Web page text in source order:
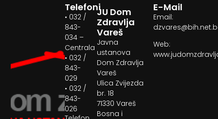
JU Dom
Zdravlja
Vareš
Javna
ustanova
Dom Zdravlja
Vareš
Ulica Zvijezda
br. 18
71330 Vareš
Bosna i
Telefoni
• 032 /
843-
034 –
Centrala
• 032 /
843-
029
• 032 /
843-
026
E-Mail
Email:
Web: